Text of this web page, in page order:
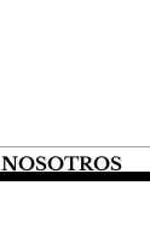
NOSOTROS